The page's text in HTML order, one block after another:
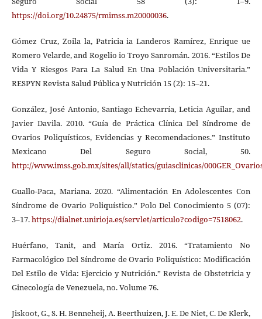
https://doi.org/10.24875/rmimss.m20000036.
Gómez Cruz, Zoila la, Patricia ia Landeros Ramírez, Enrique ue
Romero Velarde, and Rogelio io Troyo Sanromán. 2016. “Estilos De
Vida Y Riesgos Para La Salud En Una Población Universitaria.”
RESPYN Revista Salud Pública y Nutrición 15 (2): 15–21.
González, José Antonio, Santiago Echevarría, Leticia Aguilar, and
Javier Davila. 2010. “Guía de Práctica Clínica Del Síndrome de
Ovarios Poliquísticos, Evidencias y Recomendaciones.” Instituto
Mexicano Del Seguro Social, 50.
http://www.imss.gob.mx/sites/all/statics/guiasclinicas/
Guallo-Paca, Mariana. 2020. “Alimentación En Adolescentes Con
Síndrome de Ovario Poliquístico.” Polo Del Conocimiento 5 (07):
3–17.https://dialnet.unirioja.es/servlet/articulo?codigo=7518062.
Huérfano, Tanit, and María Ortiz. 2016. “Tratamiento No
Farmacológico Del Síndrome de Ovario Poliquístico: Modificación
Del Estilo de Vida: Ejercicio y Nutrición.” Revista de Obstetricia y
Ginecología de Venezuela, no. Volume 76.
Jiskoot, G., S. H. Benneheij, A. Beerthuizen, J. E. De Niet, C. De Klerk,